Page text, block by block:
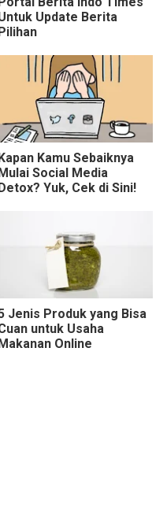
Update Berita
Kamu Sebaiknya
Social Media
Yuk, Cek di Sini!
Jenis Produk yang Bisa
untuk Usaha
Online